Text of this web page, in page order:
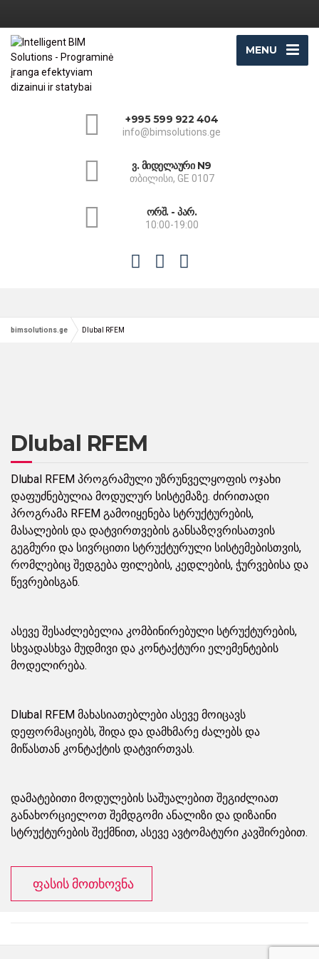
MENU
+995 599 922 404
info@bimsolutions.ge
ვ. მიდელაური N9
თბილისი, GE 0107
ორშ. - პარ.
10:00-19:00
bimsolutions.ge Dlubal RFEM
Dlubal RFEM
Dlubal RFEM პროგრამული უზრუნველყოფის ოჯახი
დაფუძნებულია მოდულურ სისტემაზე. ძირითადი
პროგრამა RFEM გამოიყენება სტრუქტურების,
მასალების და დატვირთვების განსაზღვრისათვის
გეგმური და სივრცითი სტრუქტურული სისტემებისთვის,
რომლებიც შედგება ფილების, კედლების, ჭურვებისა და
წევრებისგან.
ასევე შესაძლებელია კომბინირებული სტრუქტურების,
სხვადასხვა მუდმივი და კონტაქტური ელემენტების
მოდელირება.
Dlubal RFEM მახასიათებლები ასევე მოიცავს
დეფორმაციებს, შიდა და დამხმარე ძალებს და
მიწასთან კონტაქტის დატვირთვას.
დამატებითი მოდულების საშუალებით შეგიძლიათ
განახორციელოთ შემდგომი ანალიზი და დიზაინი
სტრუქტურების შექმნით, ასევე ავტომატური კავშირებით.
ფასის მოთხოვნა